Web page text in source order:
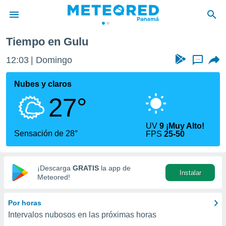
de
ha
calidad.
a este
las
y
digital
basada
Tiempo en Gulu
12:03 Domingo ...
Nubes y claros
27°
Sensación de 28°
UV9 ¡Muy Alto!
FPS25-50
¡Descarga GRATIS la app de
Meteored!
Instalar
Por horas
Intervalos nubosos en las próximas horas